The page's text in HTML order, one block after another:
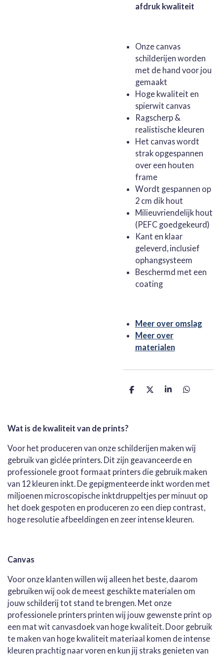
afdruk kwaliteit
Onze canvas
schilderijen worden
met de hand voor jou
gemaakt
Hoge kwaliteit en
spierwit canvas
Ragscherp &
realistische kleuren
Het canvas wordt
strak opgespannen
over een houten
frame
Wordt gespannen op
2 cm dik hout
Milieuvriendelijk hout
(PEFC goedgekeurd)
Kant en klaar
geleverd, inclusief
ophangsysteem
Beschermd met een
coating
Meer over omslag
Meer over
materialen
D
D
S
D
Wat is de kwaliteit van de prints?
Voor het produceren van onze schilderijen maken wij
gebruik van giclée printers. Dit zijn geavanceerde en
professionele groot formaat printers die gebruik maken
van 12 kleuren inkt. De gepigmenteerde inkt worden met
miljoenen microscopische inktdruppeltjes per minuut op
het doek gespoten en produceren zo een diep contrast,
hoge resolutie afbeeldingen en zeer intense kleuren.
Canvas
Voor onze klanten willen wij alleen het beste, daarom
gebruiken wij ook de meest geschikte materialen om
jouw schilderij tot stand te brengen. Met onze
professionele printers printen wij jouw gewenste print op
een mat wit canvasdoek van hoge kwaliteit. Door gebruik
te maken van hoge kwaliteit materiaal komen de intense
kleuren prachtig naar voren en kun jij straks genieten van